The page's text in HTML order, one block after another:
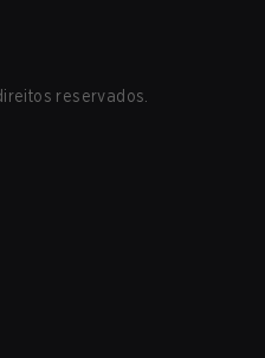
reservados.